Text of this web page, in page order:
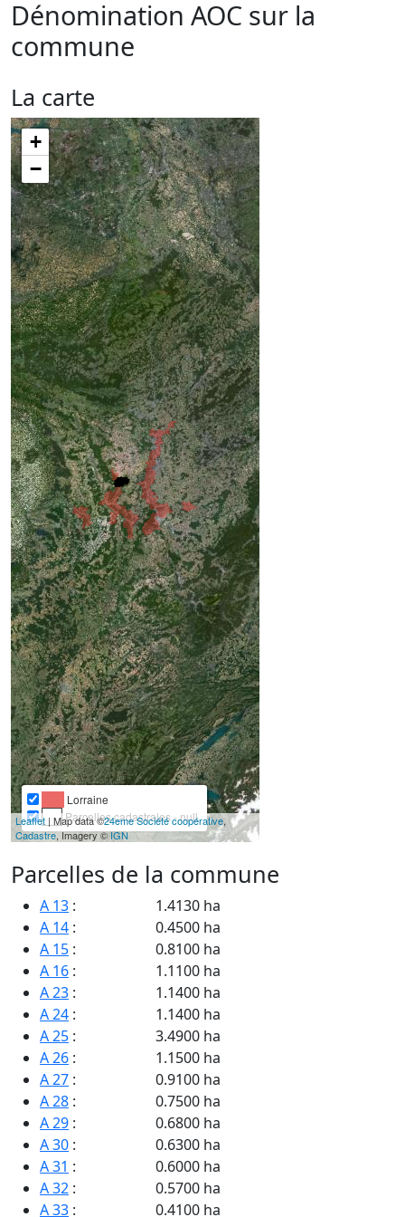
Dénomination AOC sur la
commune
La carte
+
−
Lorraine
Parcelles cadastrales - null
Leaflet | Map data ©24eme Société coopérative,
Cadastre, Imagery ©IGN
Parcelles de la commune
A 13 :
1.4130 ha
A 14 :
0.4500 ha
A 15 :
0.8100 ha
A 16 :
1.1100 ha
A 23 :
1.1400 ha
A 24 :
1.1400 ha
A 25 :
3.4900 ha
A 26 :
1.1500 ha
A 27 :
0.9100 ha
A 28 :
0.7500 ha
A 29 :
0.6800 ha
A 30 :
0.6300 ha
A 31 :
0.6000 ha
A 32 :
0.5700 ha
A 33 : 0.4100 ha